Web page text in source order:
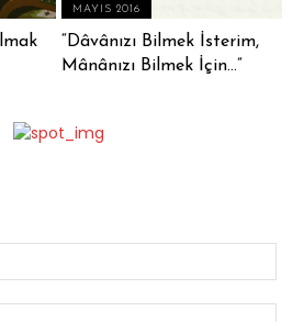
MAYIS 2016
“Dâvânızı Bilmek İsterim,
Mânânızı Bilmek İçin…”